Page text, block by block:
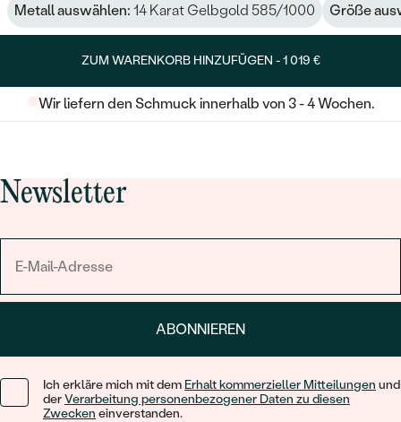
Metall auswählen: 14 Karat Gelbgold 585/1000 Größe
ZUM WARENKORB HINZUFÜGEN -1 019 €
Wir liefern den Schmuck innerhalb von 3 - 4 Wochen.
Newsletter
ABONNIEREN
Ich erkläre mich mit dem Erhalt kommerzieller Mitteilungen und
derVerarbeitung personenbezogener Daten zu diesen
Zwecken einverstanden.